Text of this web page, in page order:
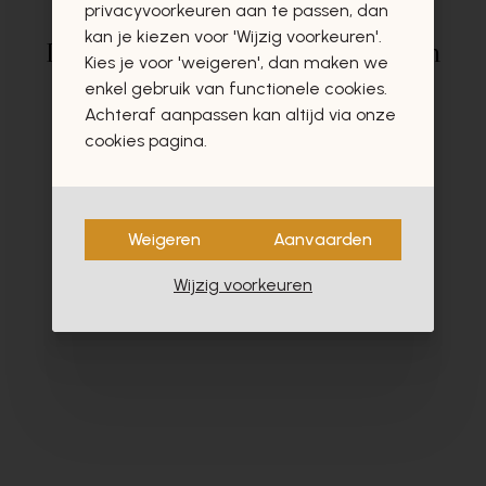
Deze producten zullen u zeker en
vast ook interesseren
privacyvoorkeuren aan te passen, dan
kan je kiezen voor 'Wijzig voorkeuren'.
Kies je voor 'weigeren', dan maken we
enkel gebruik van functionele cookies.
Achteraf aanpassen kan altijd via onze
cookies pagina.
Weigeren Aanvaarden
Wijzig voorkeuren